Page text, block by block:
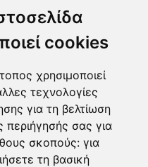
cookies
χρησιμοποιεί
τεχνολογίες
για τη βελτίωση
περιήγησής σας για
σκοπούς: για
τη βασική
|SNG Services
|Δήλωση
για τα Cookies